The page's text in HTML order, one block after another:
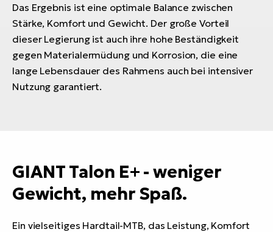
Das Ergebnis ist eine optimale Balance zwischen
Stärke, Komfort und Gewicht. Der große Vorteil
dieser Legierung ist auch ihre hohe Beständigkeit
gegen Materialermüdung und Korrosion, die eine
lange Lebensdauer des Rahmens auch bei intensiver
Nutzung garantiert.
GIANT Talon E+ - weniger
Gewicht, mehr Spaß.
Ein vielseitiges Hardtail-MTB, das Leistung, Komfort